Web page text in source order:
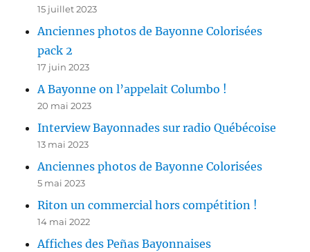
15 juillet 2023
Anciennes photos de Bayonne Colorisées
pack 2
17 juin 2023
A Bayonne on l’appelait Columbo !
20 mai 2023
Interview Bayonnades sur radio Québécoise
13 mai 2023
Anciennes photos de Bayonne Colorisées
5 mai 2023
Riton un commercial hors compétition !
14 mai 2022
Affiches des Peñas Bayonnaises